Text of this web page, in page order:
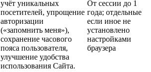
учёт уникальных
посетителей, упрощение
авторизации
(«запомнить меня»),
сохранение часового
пояса пользователя,
улучшение удобства
использования Сайта.
От сессии до 1
года; отдельные
если иное не
установлено
настройками
браузера